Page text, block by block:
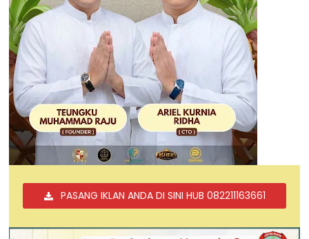
PASANG IKLAN ANDA DI SINI HUB 082211163661